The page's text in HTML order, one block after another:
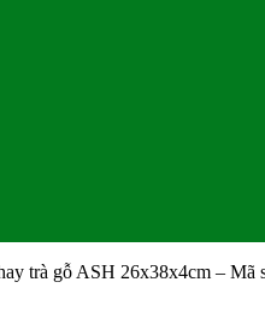
trà gỗ ASH 26x38x4cm – Mã